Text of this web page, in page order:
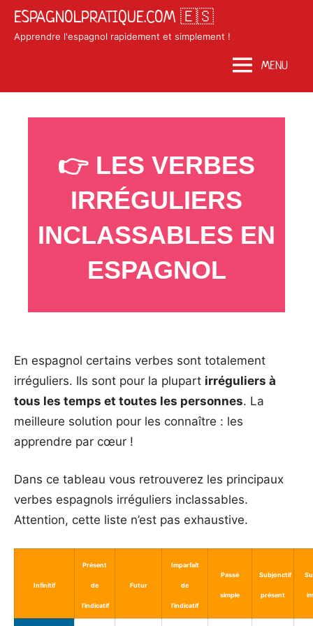
SkipESPAGNOLPRATIQUE.COM 🇪🇸
Apprendre l'espagnol rapidement et simplement !
MENU
espagnole👉 LES VERBES
IRRÉGULIERS
INCLASSABLES EN
ESPAGNOL
En espagnol certains verbes sont totalement
irréguliers. Ils sont pour la plupart irréguliers à
tous les temps et toutes les personnes. La
meilleure solution pour les connaître : les
apprendre par cœur !
Dans ce tableau vous retrouverez les principaux
verbes espagnols irréguliers inclassables.
Attention, cette liste n’est pas exhaustive.
Infinitif
Présent
de
l’indicatif
Futur
Imparfait
de
l’indicatif
Passé
simple
Subjonctif
présent